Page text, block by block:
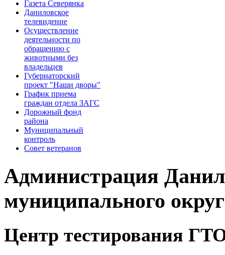
Газета Северянка
Даниловское
телевидение
Осуществление
деятельности по
обращению с
животными без
владельцев
Губернаторский
проект "Наши дворы"
График приема
граждан отдела ЗАГС
Дорожный фонд
района
Муниципальный
контроль
Совет ветеранов
Администрация
муниципального
Центр тестирования